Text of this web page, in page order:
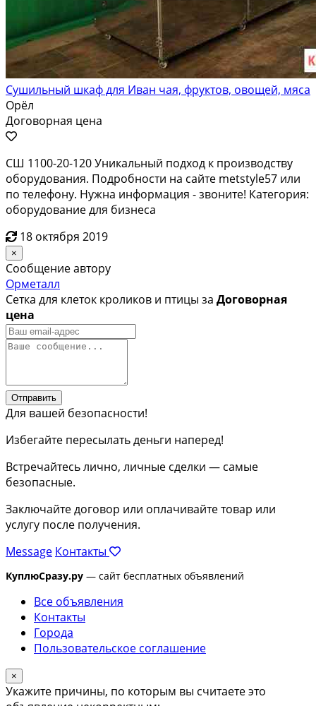
Сушильный шкаф для Иван чая, фруктов, овощей, мяса
Орёл
Договорная цена
СШ 1100-20-120 Уникальный подход к производству
оборудования. Подробности на сайте metstyle57 или
по телефону. Нужна информация - звоните! Категория:
оборудование для бизнеса
18 октября 2019
×
Сообщение автору
Орметалл
Сетка для клеток кроликов и птицы за Договорная
цена
Отправить
Для вашей безопасности!
Избегайте пересылать деньги наперед!
Встречайтесь лично, личные сделки — самые
безопасные.
Заключайте договор или оплачивайте товар или
услугу после получения.
Message Контакты
КуплюСразу.ру — сайт бесплатных объявлений
Все объявления
Контакты
Города
Пользовательское соглашение
×
Укажите причины, по которым вы считаете это